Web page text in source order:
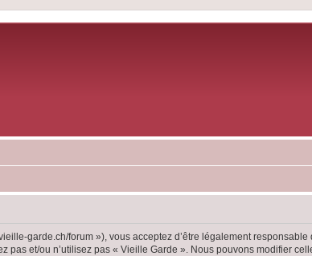
garde.ch/forum »), vous acceptez d’être légalement responsable
et/ou n’utilisez pas « Vieille Garde ». Nous pouvons modifier